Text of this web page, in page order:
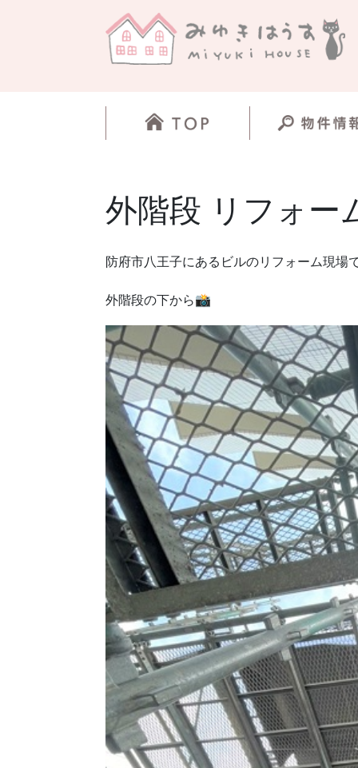
外階段 リフォー
防府市八王子にあるビルのリフォーム現場
外階段の下から📸